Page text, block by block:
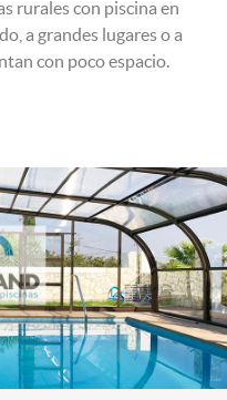
rurales con piscina en
a grandes lugares o a
con poco espacio.